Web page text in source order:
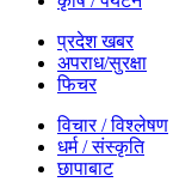
प्रदेश खबर
अपराध/सुरक्षा
फिचर
विचार / विश्लेषण
धर्म / संस्कृति
छापाबाट